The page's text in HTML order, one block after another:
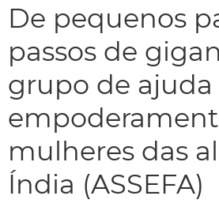
De pequenos
passos de
grupo de ajuda
mulheres das
Índia (ASSEFA)